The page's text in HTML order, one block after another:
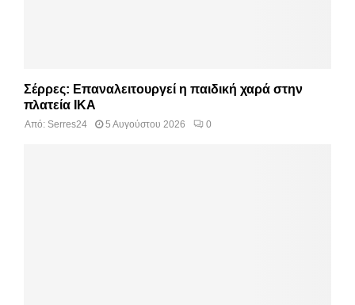
Σέρρες: Επαναλειτουργεί η παιδική χαρά στην
πλατεία ΙΚΑ
Από: Serres24 5 Αυγούστου 2026 0